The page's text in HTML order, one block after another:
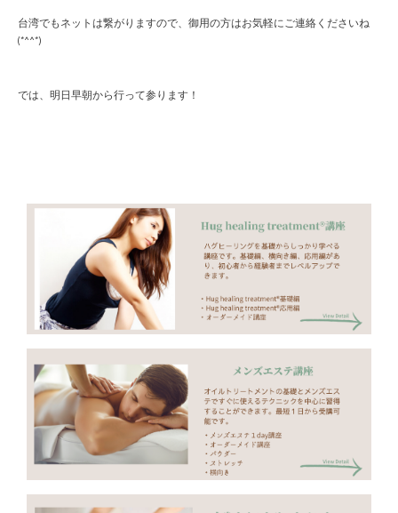
台湾でもネットは繋がりますので、御用の方はお気軽にご連絡くださいね
(*^^*)
では、明日早朝から行って参ります！